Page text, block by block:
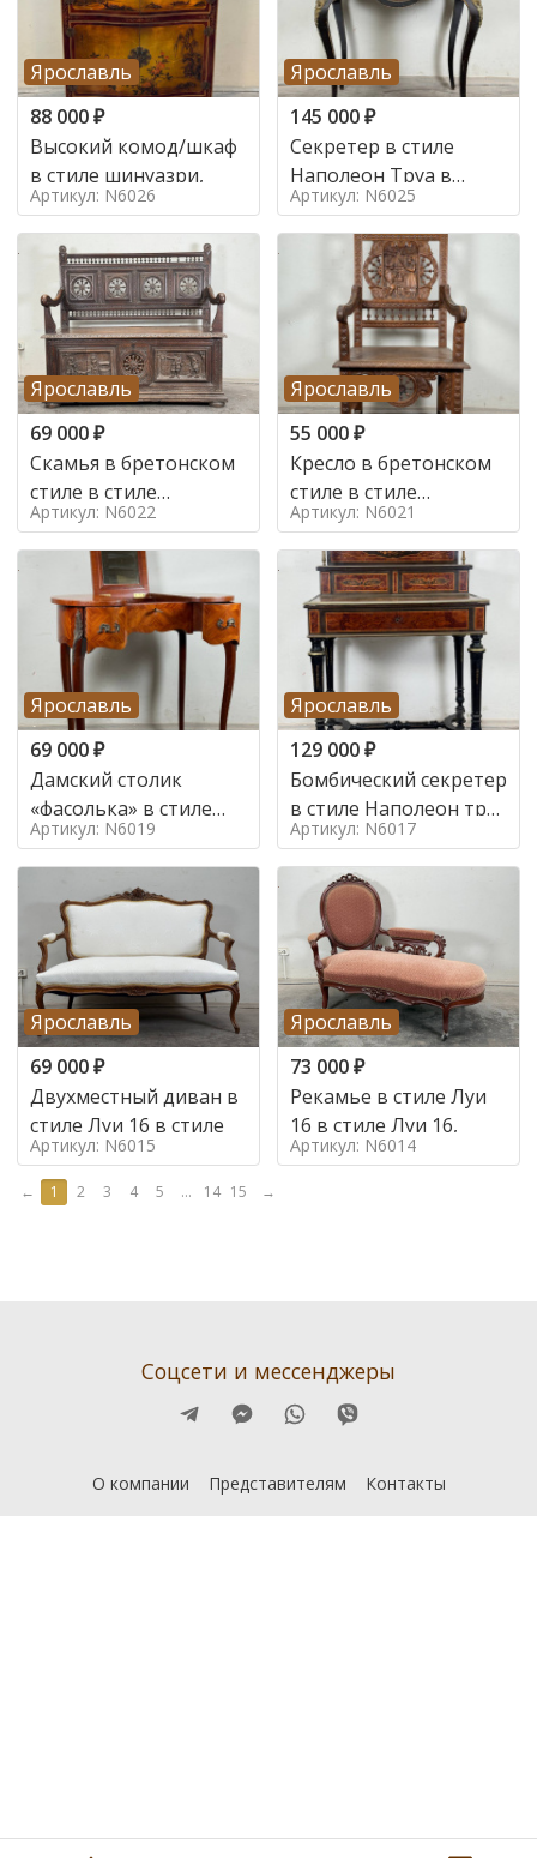
Ярославль
88 000₽
Высокий комод/шкаф
в стиле шинуазри,
Артикул: N6026
Ярославль
145 000₽
Секретер в стиле
Наполеон Труа в
стиле 19 век
Артикул: N6025
Ярославль
69 000₽
Скамья в бретонском
стиле в стиле
Артикул: N6022
Ярославль
55 000₽
Кресло в бретонском
стиле в стиле
Артикул: N6021
Ярославль
69 000₽
Дамский столик
«фасолька» в стиле
Луи 16,
Артикул: N6019
Ярославль
129 000₽
Бомбический секретер
в стиле Наполеон труа
в стиле
Артикул: N6017
Ярославль
69 000₽
Двухместный диван в
стиле Луи 16 в стиле
Артикул: N6015
Ярославль
73 000₽
Рекамье в стиле Луи
16 в стиле Луи 16,
Артикул: N6014
← 1 2 3 4 5 ... 14 15 →
Соцсети и мессенджеры
О компании Представителям Контакты